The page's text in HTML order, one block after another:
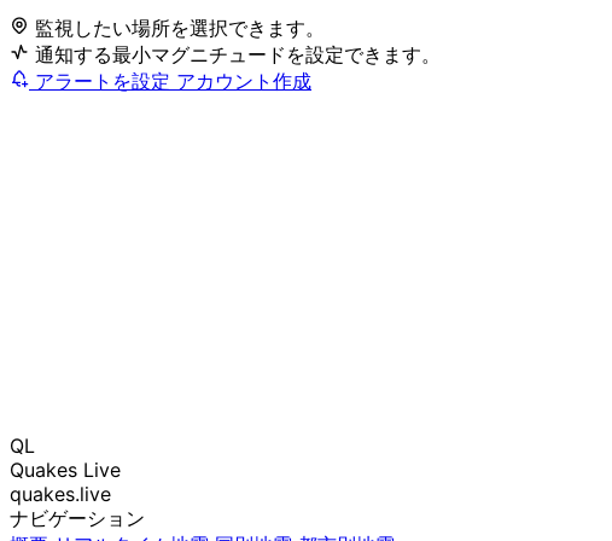
監視したい場所を選択できます。
通知する最小マグニチュードを設定できます。
アラートを設定 アカウント作成
QL
Quakes Live
quakes.live
ナビゲーション